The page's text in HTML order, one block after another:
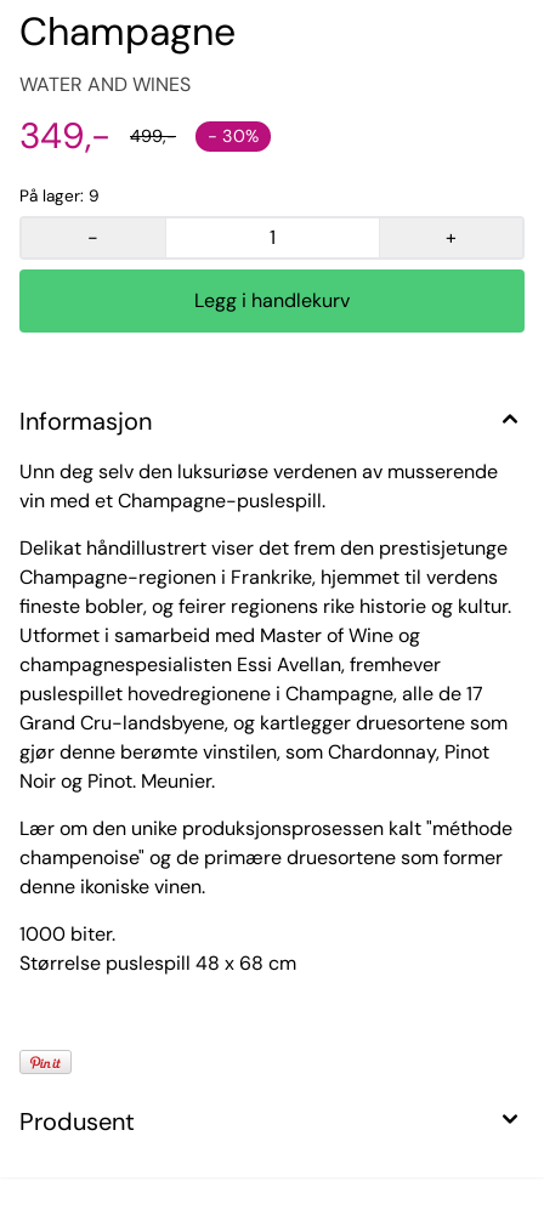
Champagne
WATER AND WINES
349,- 499,- - 30%
På lager: 9
- +
Informasjon
Unn deg selv den luksuriøse verdenen av musserende
vin med et Champagne-puslespill.
Delikat håndillustrert viser det frem den prestisjetunge
Champagne-regionen i Frankrike, hjemmet til verdens
fineste bobler, og feirer regionens rike historie og kultur.
Utformet i samarbeid med Master of Wine og
champagnespesialisten Essi Avellan, fremhever
puslespillet hovedregionene i Champagne, alle de 17
Grand Cru-landsbyene, og kartlegger druesortene som
gjør denne berømte vinstilen, som Chardonnay, Pinot
Noir og Pinot. Meunier.
Lær om den unike produksjonsprosessen kalt "méthode
champenoise" og de primære druesortene som former
denne ikoniske vinen.
1000 biter.
Størrelse puslespill 48 x 68 cm
Produsent